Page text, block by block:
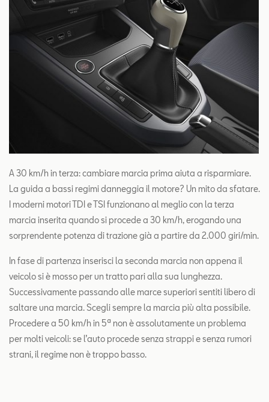
A 30 km/h in terza: cambiare marcia prima aiuta a risparmiare.
La guida a bassi regimi danneggia il motore? Un mito da sfatare.
I moderni motori TDI e TSI funzionano al meglio con la terza
marcia inserita quando si procede a 30 km/h, erogando una
sorprendente potenza di trazione già a partire da 2.000 giri/min.
In fase di partenza inserisci la seconda marcia non appena il
veicolo si è mosso per un tratto pari alla sua lunghezza.
Successivamente passando alle marce superiori sentiti libero di
saltare una marcia. Scegli sempre la marcia più alta possibile.
Procedere a 50 km/h in 5ª non è assolutamente un problema
per molti veicoli: se l’auto procede senza strappi e senza rumori
strani, il regime non è troppo basso.